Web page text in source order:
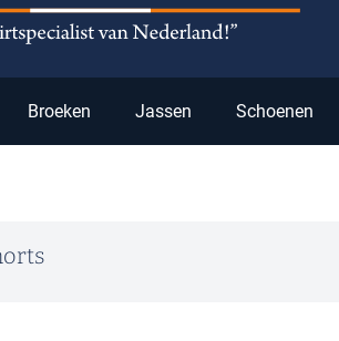
Broeken Jassen Schoenen